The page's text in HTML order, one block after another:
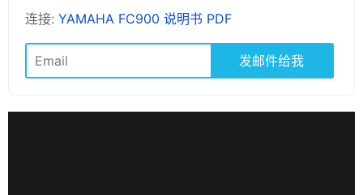
连接: YAMAHA FC900 说明书 PDF
发邮件给我